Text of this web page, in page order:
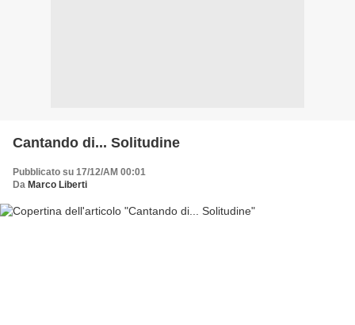
Cantando di... Solitudine
Pubblicato su 17/12/AM 00:01
Da Marco Liberti